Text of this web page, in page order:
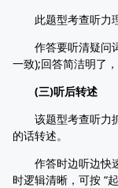
此题型考查听力理
作答要听清疑问词
一致);回答简洁明了
(三)听后转述
该题型考查听力抓
的话转述。
作答时边听边快速
时逻辑清晰，可按 “